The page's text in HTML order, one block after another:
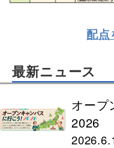
配点
最新ニュース
オープ
2026